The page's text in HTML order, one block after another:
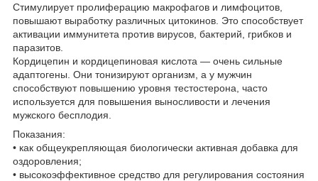
Стимулирует пролиферацию макрофагов и лимфоцитов,
повышают выработку различных цитокинов. Это способствует
активации иммунитета против вирусов, бактерий, грибков и
паразитов.
Кордицепин и кордицепиновая кислота — очень сильные
адаптогены. Они тонизируют организм, а у мужчин
способствуют повышению уровня тестостерона, часто
используется для повышения выносливости и лечения
мужского бесплодия.
Показания:
• как общеукрепляющая биологически активная добавка для
оздоровления;
• высокоэффективное средство для регулирования состояния